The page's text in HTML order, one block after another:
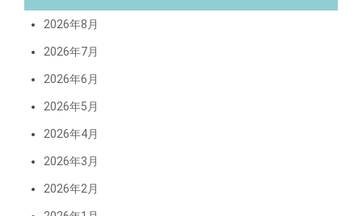
2026年8月
2026年7月
2026年6月
2026年5月
2026年4月
2026年3月
2026年2月